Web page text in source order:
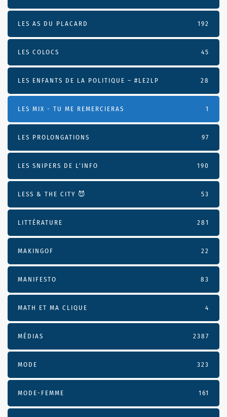
LES AS DU PLACARD 192
LES COLOCS 45
LES ENFANTS DE LA POLITIQUE – #LE2LP 28
LES MIX - TU ME REMERCIERAS 1
LES PROLONGATIONS 97
LES SNIPERS DE L’INFO 190
LESS & THE CITY 😈 53
LITTÉRATURE 281
MAKINGOF 22
MANIFESTO 83
MATH ET MA CLIQUE 4
MÉDIAS 2387
MODE 323
MODE-FEMME 161